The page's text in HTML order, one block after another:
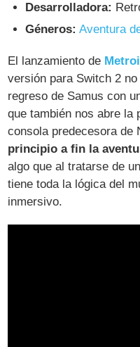
Desarrolladora:
Géneros: Aventura
El lanzamiento de
versión para Switch 2
regreso de Samus con
que también nos abre la
consola predecesora de
principio a fin la
algo que al tratarse de
tiene toda la lógica del
inmersivo.